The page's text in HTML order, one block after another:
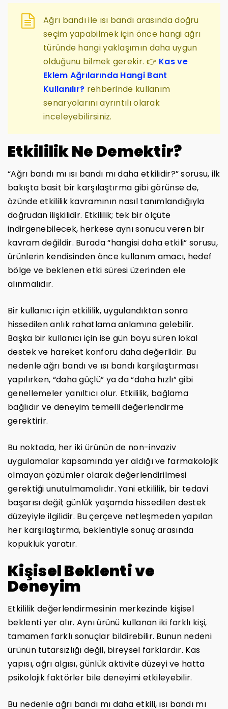
Ağrı bandı ile ısı bandı arasında doğru
seçim yapabilmek için önce hangi ağrı
türünde hangi yaklaşımın daha uygun
olduğunu bilmek gerekir. 👉 Kas ve
Eklem Ağrılarında Hangi Bant
Kullanılır? rehberinde kullanım
senaryolarını ayrıntılı olarak
inceleyebilirsiniz.
Etkililik Ne Demektir?
“Ağrı bandı mı ısı bandı mı daha etkilidir?” sorusu, ilk
bakışta basit bir karşılaştırma gibi görünse de,
özünde etkililik kavramının nasıl tanımlandığıyla
doğrudan ilişkilidir. Etkililik; tek bir ölçüte
indirgenebilecek, herkese aynı sonucu veren bir
kavram değildir. Burada “hangisi daha etkili” sorusu,
ürünlerin kendisinden önce kullanım amacı, hedef
bölge ve beklenen etki süresi üzerinden ele
alınmalıdır.
Bir kullanıcı için etkililik, uygulandıktan sonra
hissedilen anlık rahatlama anlamına gelebilir.
Başka bir kullanıcı için ise gün boyu süren lokal
destek ve hareket konforu daha değerlidir. Bu
nedenle ağrı bandı ve ısı bandı karşılaştırması
yapılırken, “daha güçlü” ya da “daha hızlı” gibi
genellemeler yanıltıcı olur. Etkililik, bağlama
bağlıdır ve deneyim temelli değerlendirme
gerektirir.
Bu noktada, her iki ürünün de non-invaziv
uygulamalar kapsamında yer aldığı ve farmakolojik
olmayan çözümler olarak değerlendirilmesi
gerektiği unutulmamalıdır. Yani etkililik, bir tedavi
başarısı değil; günlük yaşamda hissedilen destek
düzeyiyle ilgilidir. Bu çerçeve netleşmeden yapılan
her karşılaştırma, beklentiyle sonuç arasında
kopukluk yaratır.
Kişisel Beklenti ve
Deneyim
Etkililik değerlendirmesinin merkezinde kişisel
beklenti yer alır. Aynı ürünü kullanan iki farklı kişi,
tamamen farklı sonuçlar bildirebilir. Bunun nedeni
ürünün tutarsızlığı değil, bireysel farklardır. Kas
yapısı, ağrı algısı, günlük aktivite düzeyi ve hatta
psikolojik faktörler bile deneyimi etkileyebilir.
Bu nedenle ağrı bandı mı daha etkili, ısı bandı mı